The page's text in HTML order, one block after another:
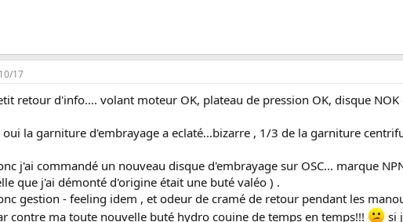
17
retour d'info.... volant moteur OK, plateau de pression OK, disque NOK
oui la garniture d'embrayage a eclaté...bizarre , 1/3 de la garniture
j'ai commandé un nouveau disque d'embrayage sur OSC... marque
que j'ai démonté d'origine était une buté valéo ) .
gestion - feeling idem , et odeur de cramé de retour pendant les
contre ma toute nouvelle buté hydro couine de temps en temps!!!
si